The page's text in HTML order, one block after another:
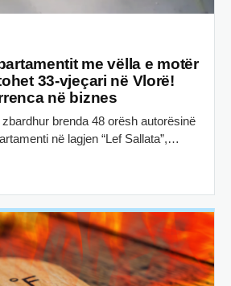
me vëlla e motër
33-vjeçari në Vlorë!
në biznes
brenda 48 orësh autorësinë
në lagjen “Lef Sallata”,…